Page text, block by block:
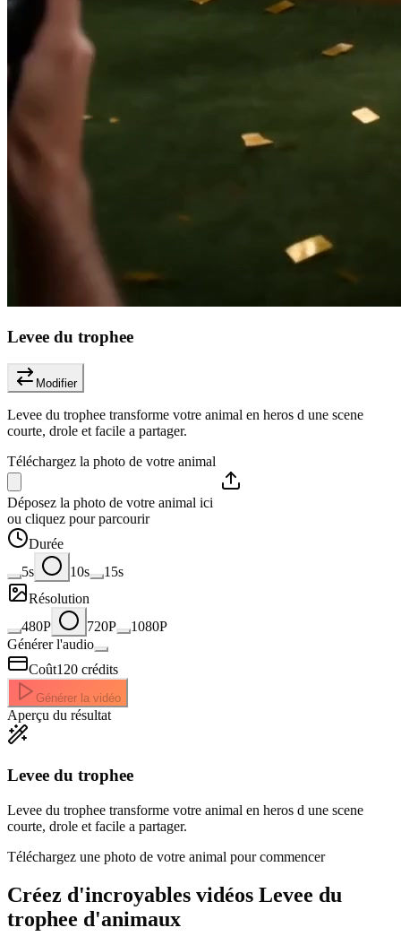
Levee du trophee
Modifier
Levee du trophee transforme votre animal en heros d une scene
courte, drole et facile a partager.
Téléchargez la photo de votre animal
Déposez la photo de votre animal ici
ou cliquez pour parcourir
Durée
5s
10s
15s
Résolution
480P
720P
1080P
Générer l'audio
Coût120 crédits
Générer la vidéo
Aperçu du résultat
Levee du trophee
Levee du trophee transforme votre animal en heros d une scene
courte, drole et facile a partager.
Téléchargez une photo de votre animal pour commencer
Créez d'incroyables vidéos Levee du
trophee d'animaux